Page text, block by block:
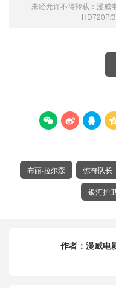
未经允许不得转载： 漫威
「
  
布丽·拉尔森 惊奇队长
银河护
作者： 漫威电